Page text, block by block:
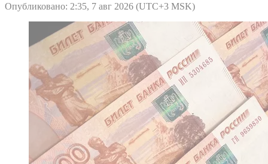
Опубликовано: 2:35, 7 авг 2026 (UTC+3 MSK)